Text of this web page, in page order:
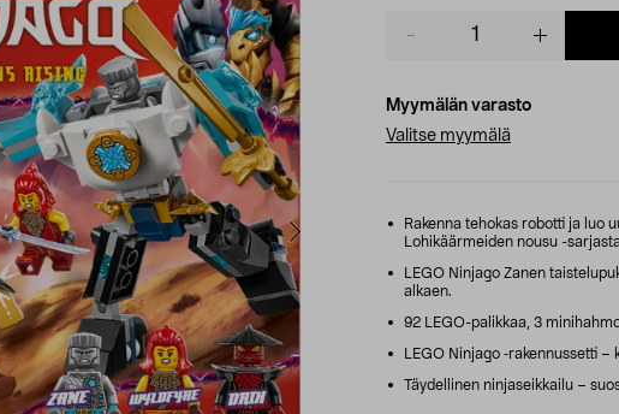
Myymälän varasto
Valitse myymälä
Rakenna tehokas robotti ja luo
Lohikäärmeiden nousu -
LEGO Ninjago Zanen
alkaen.
92 LEGO-palikkaa, 3
LEGO Ninjago ‑rakennussetti
Täydellinen ninjaseikkailu –